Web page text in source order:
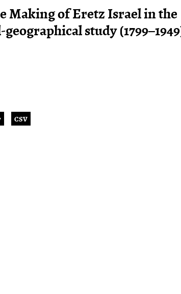
Spenden
Ausgaben
Autoren
Making of Eretz Israel in the
study
CSV